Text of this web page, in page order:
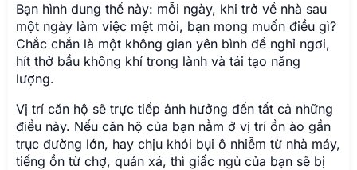
Bạn hình dung thế này: mỗi ngày, khi trở về nhà sau
một ngày làm việc mệt mỏi, bạn mong muốn điều gì?
Chắc chắn là một không gian yên bình để nghỉ ngơi,
hít thở bầu không khí trong lành và tái tạo năng
lượng.
Vị trí căn hộ sẽ trực tiếp ảnh hưởng đến tất cả những
điều này. Nếu căn hộ của bạn nằm ở vị trí ồn ào gần
trục đường lớn, hay chịu khói bụi ô nhiễm từ nhà máy,
tiếng ồn từ chợ, quán xá, thì giấc ngủ của bạn sẽ bị